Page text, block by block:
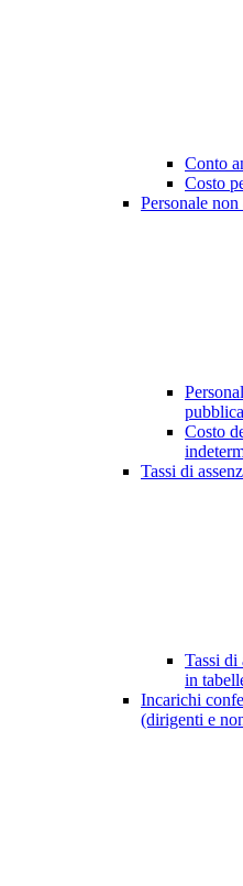
Conto
Costo
Personale
Costo
Tassi di
Tassi di
in
Incarichi
(dirigenti e